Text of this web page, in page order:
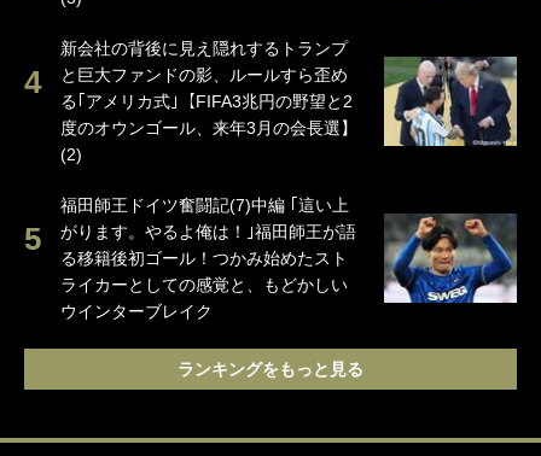
新会社の背後に見え隠れするトランプ
と巨大ファンドの影、ルールすら歪め
る｢アメリカ式｣【FIFA3兆円の野望と2
度のオウンゴール、来年3月の会長選】
(2)
福田師王ドイツ奮闘記(7)中編 ｢這い上
がります。やるよ俺は！｣福田師王が語
る移籍後初ゴール！つかみ始めたスト
ライカーとしての感覚と、もどかしい
ウインターブレイク
ランキングをもっと見る